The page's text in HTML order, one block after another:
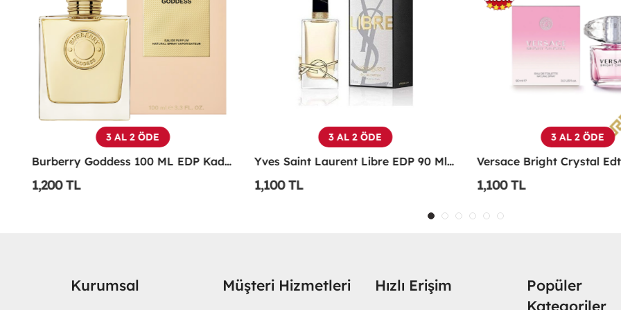
3 AL 2 ÖDE
Burberry Goddess 100 ML EDP Kadın Parfümü -
1,200 TL
3 AL 2 ÖDE
Yves Saint Laurent Libre EDP 90 Ml Kadın Parfüm - YSLL
1,100 TL
3 AL 2 ÖDE
1,100 TL
Kurumsal Müşteri Hizmetleri Hızlı Erişim
Popüler
Kategoriler